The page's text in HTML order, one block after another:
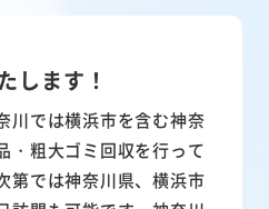
します！
川では横浜市を含む神奈
・粗大ゴミ回収を行って
第では神奈川県、横浜市